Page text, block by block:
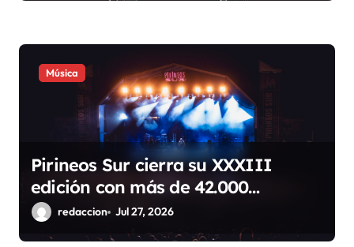
Música
Pirineos Sur cierra su XXXIII
edición con más de 42.000
espectadores, cuatro sold out y
récord de público familiar
redaccion Jul 27, 2026